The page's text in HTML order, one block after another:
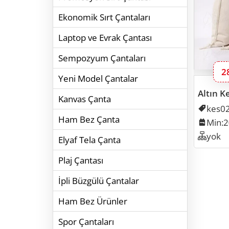
Altın
Kodu
Min.
yok
Ekonomik Sırt Çantaları
Laptop ve Evrak Çantası
Sempozyum Çantaları
Yeni Model Çantalar
Kanvas Çanta
Ham Bez Çanta
Elyaf Tela Çanta
Plaj Çantası
İpli Büzgülü Çantalar
Ham Bez Ürünler
Spor Çantaları